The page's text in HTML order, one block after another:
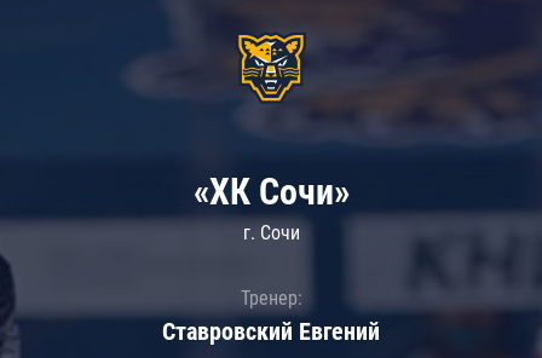
«ХК Сочи»
г. Сочи
Тренер:
Ставровский Евгений